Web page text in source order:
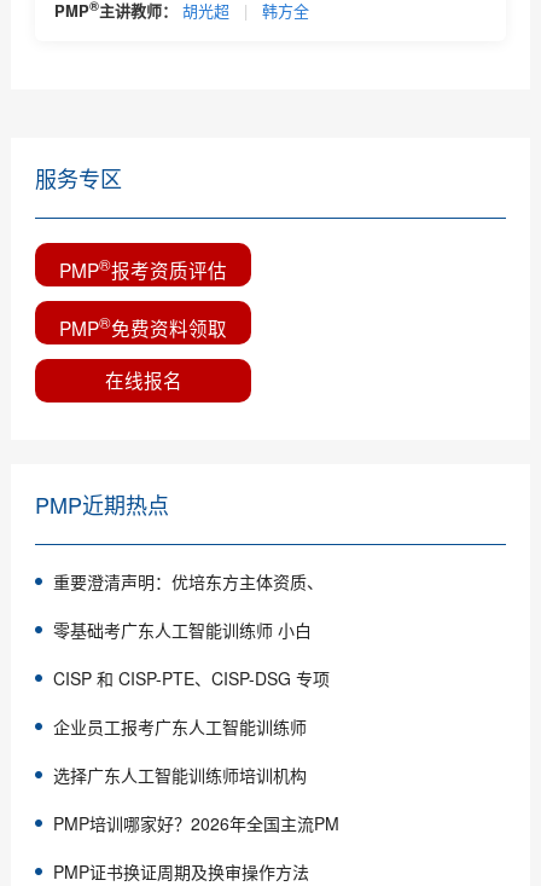
PMP®主讲教师： 胡光超 | 韩方全
服务专区
PMP®报考资质评估
PMP®免费资料领取
在线报名
PMP近期热点
重要澄清声明：优培东方主体资质、
零基础考广东人工智能训练师 小白
CISP 和 CISP-PTE、CISP-DSG 专项
企业员工报考广东人工智能训练师
选择广东人工智能训练师培训机构
PMP培训哪家好？2026年全国主流PM
PMP证书换证周期及换审操作方法